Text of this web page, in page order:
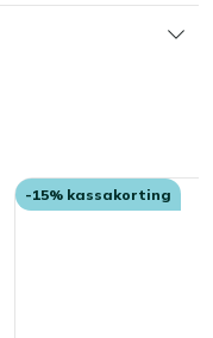
-15% kassakorting